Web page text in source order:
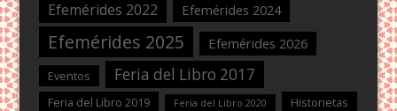
Efemérides 2022 Efemérides 2024
Efemérides 2025 Efemérides 2026
Eventos Feria del Libro 2017
Feria del Libro 2019 Feria del Libro 2020
Historietas